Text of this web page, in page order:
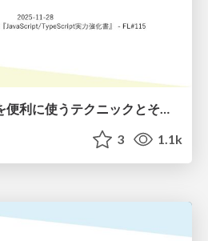
タグ付きユニオン型を便利に使うテクニックとその注意点
3 1.1k